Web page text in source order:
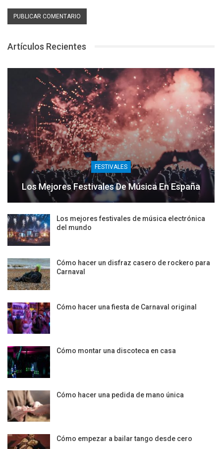
Artículos Recientes
FESTIVALES
Los Mejores Festivales De Música En España
Los mejores festivales de música electrónica
del mundo
Cómo hacer un disfraz casero de rockero para
Carnaval
Cómo hacer una fiesta de Carnaval original
Cómo montar una discoteca en casa
Cómo hacer una pedida de mano única
Cómo empezar a bailar tango desde cero